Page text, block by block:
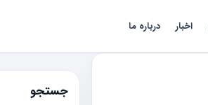
اخبار درباره ما
جستجو